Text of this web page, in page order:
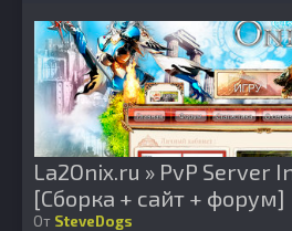
La2Onix.ru » PvP Server
[Сборка + сайт + форум]
От SteveDogs